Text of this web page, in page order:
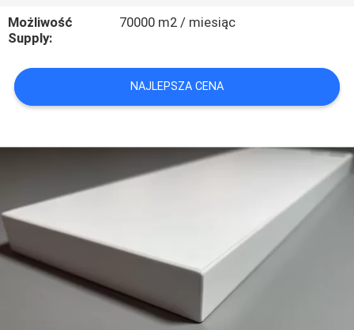
SPRAWY
POPROSIĆ
O
PRIVACY
POLICY
Możliwość
Supply:
70000 m2 / miesiąc
NAJLEPSZA CENA